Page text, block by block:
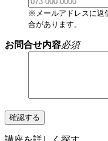
※メールアドレスに返
合があります。
お問合せ内容必須
確認する